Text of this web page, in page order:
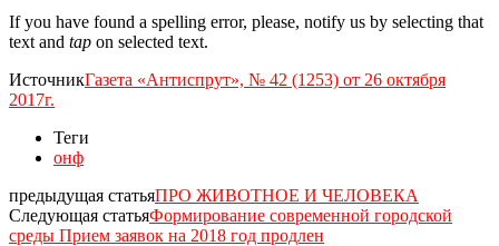
If you have found a spelling error, please, notify us by selecting that
text and tap on selected text.
ИсточникГазета «Антиспрут», № 42 (1253) от 26 октября
2017г.
Теги
онф
предыдущая статьяПРО ЖИВОТНОЕ И ЧЕЛОВЕКА
Следующая статьяФормирование современной городской
среды Прием заявок на 2018 год продлен